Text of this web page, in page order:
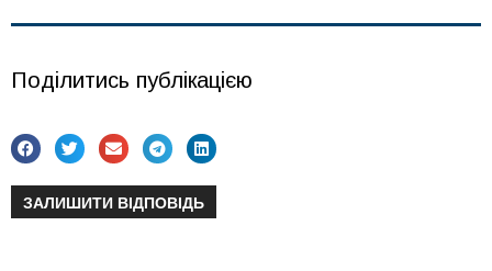
Поділитись публікацією
ЗАЛИШИТИ ВІДПОВІДЬ